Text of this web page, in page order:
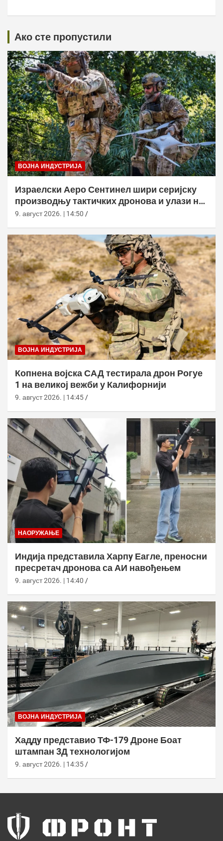
Ако сте пропустили
ВОЈНА ИНДУСТРИЈА
Израелски Аеро Сентинел шири серијску
производњу тактичких дронова и улази на
нова тржишта
9. август 2026. | 14:50
ВОЈНА ИНДУСТРИЈА
Копнена војска САД тестирала дрон Рогуе
1 на великој вежби у Калифорнији
9. август 2026. | 14:45
НАОРУЖАЊЕ
Индија представила Харпy Еагле, преносни
пресретач дронова са АИ навођењем
9. август 2026. | 14:40
ВОЈНА ИНДУСТРИЈА
Хаддy представио ТФ-179 Дроне Боат
штампан 3Д технологијом
9. август 2026. | 14:35